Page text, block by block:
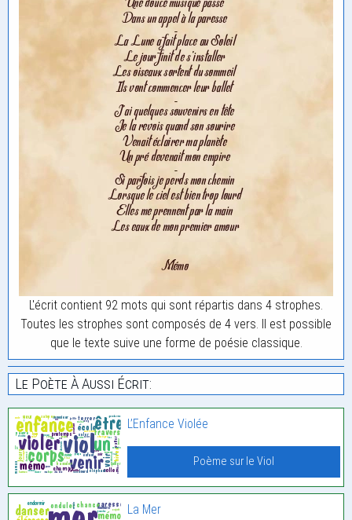
L'écrit contient 92 mots qui sont répartis dans 4 strophes.
Toutes les strophes sont composés de 4 vers. Il est possible
que le texte suive une forme de poésie classique.
Le Poète À Aussi Écrit:
L’Enfance Violée
Poème sur le Viol
La Mer